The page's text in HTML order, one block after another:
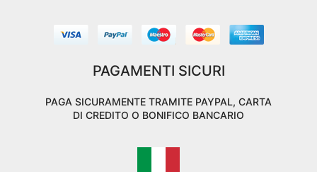
PAGAMENTI SICURI
PAGA SICURAMENTE TRAMITE PAYPAL, CARTA
DI CREDITO O BONIFICO BANCARIO